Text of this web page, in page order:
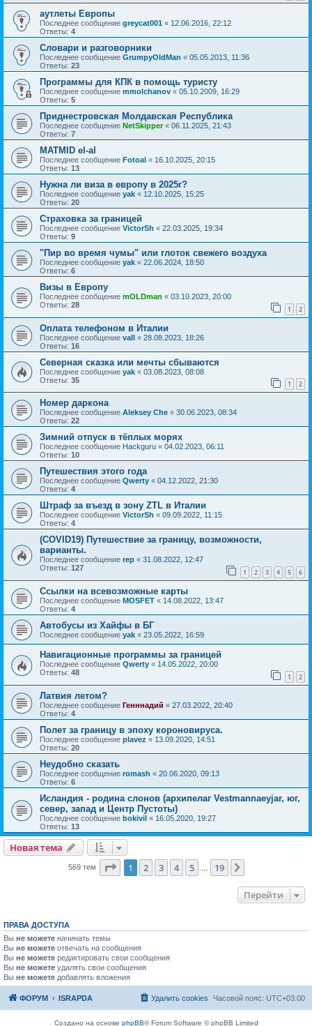
аутлеты Европы
Последнее сообщение greycat001 « 12.06.2016, 22:12
Ответы: 4
Словари и разговорники
Последнее сообщение GrumpyOldMan « 05.05.2013, 11:36
Ответы: 23
Программы для КПК в помощь туристу
Последнее сообщение mmolchanov « 05.10.2009, 16:29
Ответы: 5
Приднестровская Молдавская Республика
Последнее сообщение NetSkipper« 06.11.2025, 21:43
Ответы: 7
MATMID el-al
Последнее сообщение Fotoal « 16.10.2025, 20:15
Ответы: 13
Нужна ли виза в европу в 2025г?
Последнее сообщение yak « 12.10.2025, 15:25
Ответы: 20
Страховка за границей
Последнее сообщение VictorSh « 22.03.2025, 19:34
Ответы: 9
"Пир во время чумы" или глоток свежего воздуха
Последнее сообщение yak « 22.06.2024, 18:50
Ответы: 6
Визы в Европу
Последнее сообщение mOLDman « 03.10.2023, 20:00
Ответы: 28 1 2
Оплата телефоном в Италии
Последнее сообщение vall « 28.08.2023, 18:26
Ответы: 16
Северная сказка или мечты сбываются
Последнее сообщение yak « 03.08.2023, 08:08
Ответы: 35 1 2
Номер даркона
Последнее сообщение Aleksey Che « 30.06.2023, 08:34
Ответы: 22
Зимний отпуск в тёплых морях
Последнее сообщение Hackguru « 04.02.2023, 06:11
Ответы: 10
Путешествия этого года
Последнее сообщение Qwerty « 04.12.2022, 21:30
Ответы: 4
Штраф за въезд в зону ZTL в Италии
Последнее сообщение VictorSh « 09.09.2022, 11:15
Ответы: 4
(COVID19) Путешествие за границу, возможности,
варианты.
Последнее сообщение rep « 31.08.2022, 12:47
Ответы: 127 1 2 3 4 5 6
Ссылки на всевозможные карты
Последнее сообщение MOSFET « 14.08.2022, 13:47
Ответы: 4
Автобусы из Хайфы в БГ
Последнее сообщение yak « 23.05.2022, 16:59
Навигационные программы за границей
Последнее сообщение Qwerty « 14.05.2022, 20:00
Ответы: 48 1 2
Латвия летом?
Последнее сообщение Генннадий « 27.03.2022, 20:40
Ответы: 4
Полет за границу в эпоху короновируса.
Последнее сообщение plavez « 13.09.2020, 14:51
Ответы: 20
Неудобно сказать
Последнее сообщение romash « 20.06.2020, 09:13
Ответы: 6
Исландия - родина слонов (архипелаг Vestmannaeyjar, юг,
север, запад и Центр Пустоты)
Последнее сообщение bokivil « 16.05.2020, 19:27
Ответы: 13
Новая тема
Новаятема
569 тем Страница из 19
1 2 3 4 5 19
Перейти
ПРАВА ДОСТУПА
Вы не можете начинать темы
Вы не можете отвечать на сообщения
Вы не можете редактировать свои сообщения
Вы не можете удалять свои сообщения
Вы не можете добавлять вложения
ФОРУМ ISRAPDA Часовой пояс: UTC+03:00
Удалить cookies
Создано на основе phpBB® Forum Software © phpBB Limited